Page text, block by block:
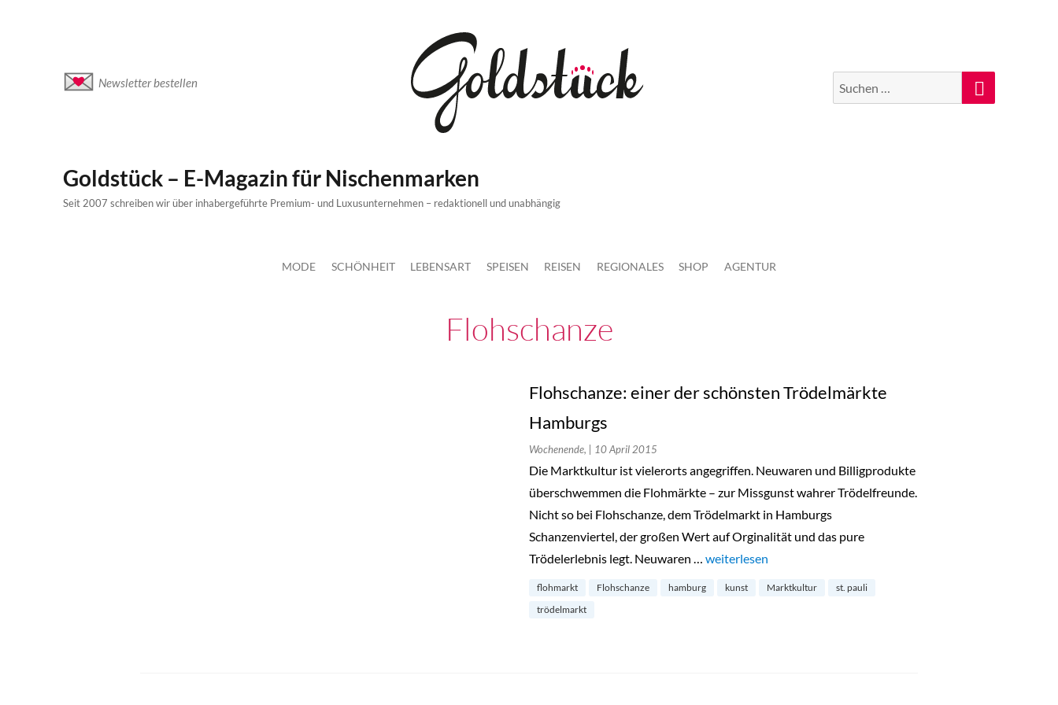
Newsletter bestellen
Suche
nach:
Suchen
Goldstück – E-Magazin für Nischenmarken
Seit 2007 schreiben wir über inhabergeführte Premium- und Luxusunternehmen – redaktionell und unabhängig
MODE SCHÖNHEIT LEBENSART SPEISEN REISEN REGIONALES SHOP AGENTUR
Flohschanze
Flohschanze: einer der schönsten Trödelmärkte
Hamburgs
Wochenende, | 10 April 2015
Die Marktkultur ist vielerorts angegriffen. Neuwaren und Billigprodukte
überschwemmen die Flohmärkte – zur Missgunst wahrer Trödelfreunde.
Nicht so bei Flohschanze, dem Trödelmarkt in Hamburgs
Schanzenviertel, der großen Wert auf Orginalität und das pure
Trödelerlebnis legt. Neuwaren … „Flohschanze: einer der schönsten Trödelmärkte Hamburgs“
weiterlesen
flohmarkt Flohschanze hamburg kunst Marktkultur
st. pauli
trödelmarkt